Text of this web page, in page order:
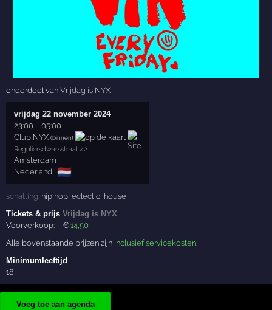
onderdeel vanVrijdag is NYX
vrijdag 22 november 2024
23:00 –05:00
Club NYX (binnen)
Reguliersdwarsstraat 42
Amsterdam
Nederland 🇳🇱
schatting: hip hop ,eclectic house
Tickets & prijsVrijdag is NYX
Voorverkoop:
€14 ,50
Alle bovenstaande prijzen zijn inclusief servicekosten.
Minimumleeftijd
18
Voeg toe aan agenda